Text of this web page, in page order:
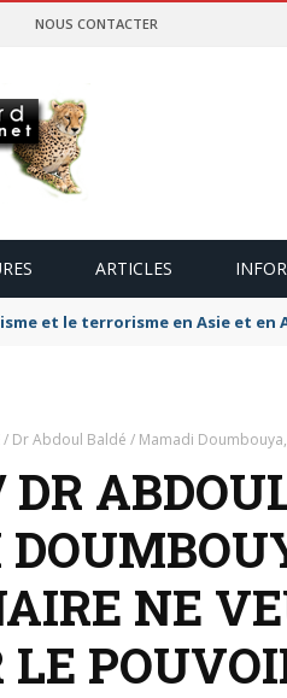
NOUS CONTACTER
ARTICLES
et le terrorisme en Asie et en
/ Dr Abdoul Baldé / Mamadi
NE